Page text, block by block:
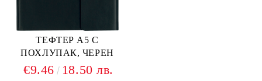
ТЕФТЕР А5 С
ПОХЛУПАК, ЧЕРЕН
€9.46 18.50 лв.